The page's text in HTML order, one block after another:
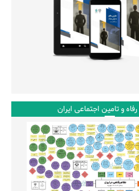
و تامین اجتماعی ایران